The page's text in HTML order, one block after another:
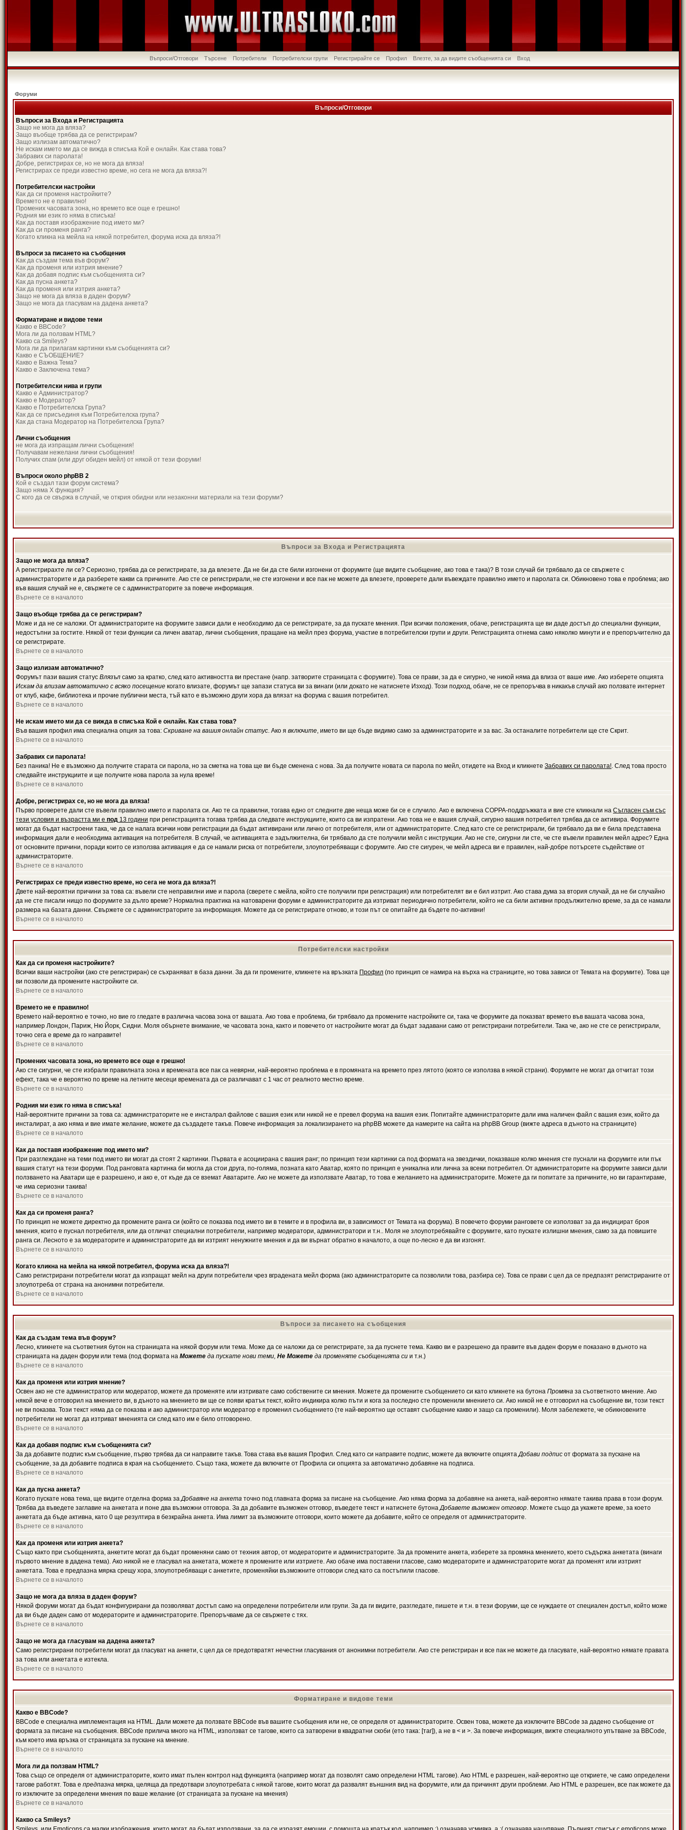
Въпроси/Отговори Търсене Потребители Потребителски групи Регистрирайте се Профил Влезте, за да видите съобщенията си Вход
Форуми
Въпроси/Отговори
Въпроси за Входа и Регистрацията
Защо не мога да вляза?
Защо въобще трябва да се регистрирам?
Защо излизам автоматично?
Не искам името ми да се вижда в списъка Кой е онлайн. Как става това?
Забравих си паролата!
Добре, регистрирах се, но не мога да вляза!
Регистрирах се преди известно време, но сега не мога да вляза?!
Потребителски настройки
Как да си променя настройките?
Времето не е правилно!
Промених часовата зона, но времето все още е грешно!
Родния ми език го няма в списъка!
Как да поставя изображение под името ми?
Как да си променя ранга?
Когато кликна на мейла на някой потребител, форума иска да вляза?!
Въпроси за писането на съобщения
Как да създам тема във форум?
Как да променя или изтрия мнение?
Как да добавя подпис към съобщенията си?
Как да пусна анкета?
Как да променя или изтрия анкета?
Защо не мога да вляза в даден форум?
Защо не мога да гласувам на дадена анкета?
Форматиране и видове теми
Какво е BBCode?
Мога ли да ползвам HTML?
Какво са Smileys?
Мога ли да прилагам картинки към съобщенията си?
Какво е СЪОБЩЕНИЕ?
Какво е Важна Тема?
Какво е Заключена тема?
Потребителски нива и групи
Какво е Администратор?
Какво е Модератор?
Какво е Потребителска Група?
Как да се присъединя към Потребителска група?
Как да стана Модератор на Потребителска Група?
Лични съобщения
не мога да изпращам лични съобщения!
Получавам нежелани лични съобщения!
Получих спам (или друг обиден мейл) от някой от тези форуми!
Въпроси около phpBB 2
Кой е създал тази форум система?
Защо няма X функция?
С кого да се свържа в случай, че открия обидни или незаконни материали на тези форуми?
Въпроси за Входа и Регистрацията
Защо не мога да вляза?
А регистрирахте ли се? Сериозно, трябва да се регистрирате, за да влезете. Да не би да сте били изгонени от форумите (ще видите съобщение, ако това е така)? В този случай би трябвало да се свържете с
администраторите и да разберете какви са причините. Ако сте се регистрирали, не сте изгонени и все пак не можете да влезете, проверете дали въвеждате правилно името и паролата си. Обикновено това е проблема; ако
във вашия случай не е, свържете се с администраторите за повече информация.
Върнете се в началото
Защо въобще трябва да се регистрирам?
Може и да не се наложи. От администраторите на форумите зависи дали е необходимо да се регистрирате, за да пускате мнения. При всички положения, обаче, регистрацията ще ви даде достъп до специални функции,
недостъпни за гостите. Някой от тези функции са личен аватар, лични съобщения, пращане на мейл през форума, участие в потребителски групи и други. Регистрацията отнема само няколко минути и е препоръчително да
се регистрирате.
Върнете се в началото
Защо излизам автоматично?
Форумът пази вашия статус Влязъл само за кратко, след като активността ви престане (напр. затворите страницата с форумите). Това се прави, за да е сигурно, че никой няма да влиза от ваше име. Ако изберете опцията
Искам да влизам автоматично с всяко посещение когато влизате, форумът ще запази статуса ви за винаги (или докато не натиснете Изход). Този подход, обаче, не се препоръчва в никакъв случай ако ползвате интернет
от клуб, кафе, библиотека и прочие публични места, тъй като е възможно други хора да влязат на форума с вашия потребител.
Върнете се в началото
Не искам името ми да се вижда в списъка Кой е онлайн. Как става това?
Във вашия профил има специална опция за това: Скриване на вашия онлайн статус. Ако я включите, името ви ще бъде видимо само за администраторите и за вас. За останалите потребители ще сте Скрит.
Върнете се в началото
Забравих си паролата!
Без паника! Не е възможно да получите старата си парола, но за сметка на това ще ви бъде сменена с нова. За да получите новата си парола по мейл, отидете на Вход и кликнете Забравих си паролата!. След това просто
следвайте инструкциите и ще получите нова парола за нула време!
Върнете се в началото
Добре, регистрирах се, но не мога да вляза!
Първо проверете дали сте въвели правилно името и паролата си. Ако те са правилни, тогава едно от следните две неща може би се е случило. Ако е включена COPPA-поддръжката и вие сте кликнали на Съгласен съм със
тези условия и възрастта ми е под 13 години при регистрацията тогава трябва да следвате инструкциите, които са ви изпратени. Ако това не е вашия случай, сигурно вашия потребител трябва да се активира. Форумите
могат да бъдат настроени така, че да се налага всички нови регистрации да бъдат активирани или лично от потребителя, или от администраторите. След като сте се регистрирали, би трябвало да ви е била представена
информация дали е необходима активация на потребителя. В случай, че активацията е задължителна, би трябвало да сте получили мейл с инструкции. Ако не сте, сигурни ли сте, че сте въвели правилен мейл адрес? Една
от основните причини, поради които се използва активация е да се намали риска от потребители, злоупотребяващи с форумите. Ако сте сигурен, че мейл адреса ви е правилен, най-добре потърсете съдействие от
администраторите.
Върнете се в началото
Регистрирах се преди известно време, но сега не мога да вляза?!
Двете най-вероятни причини за това са: въвели сте неправилни име и парола (сверете с мейла, който сте получили при регистрация) или потребителят ви е бил изтрит. Ако става дума за втория случай, да не би случайно
да не сте писали нищо по форумите за дълго време? Нормална практика на натоварени форуми е администраторите да изтриват периодично потребители, който не са били активни продължително време, за да се намали
размера на базата данни. Свържете се с администраторите за информация. Можете да се регистрирате отново, и този път се опитайте да бъдете по-активни!
Върнете се в началото
Потребителски настройки
Как да си променя настройките?
Всички ваши настройки (ако сте регистриран) се съхраняват в база данни. За да ги промените, кликнете на връзката Профил (по принцип се намира на върха на страниците, но това зависи от Темата на форумите). Това ще
ви позволи да промените настройките си.
Върнете се в началото
Времето не е правилно!
Времето най-вероятно е точно, но вие го гледате в различна часова зона от вашата. Ако това е проблема, би трябвало да промените настройките си, така че форумите да показват времето във вашата часова зона,
например Лондон, Париж, Ню Йорк, Сидни. Моля обърнете внимание, че часовата зона, както и повечето от настройките могат да бъдат задавани само от регистрирани потребители. Така че, ако не сте се регистрирали,
точно сега е време да го направите!
Върнете се в началото
Промених часовата зона, но времето все още е грешно!
Ако сте сигурни, че сте избрали правилната зона и времената все пак са невярни, най-вероятно проблема е в промяната на времето през лятото (която се използва в някой страни). Форумите не могат да отчитат този
ефект, така че е вероятно по време на летните месеци времената да се различават с 1 час от реалното местно време.
Върнете се в началото
Родния ми език го няма в списъка!
Най-вероятните причини за това са: администраторите не е инсталрал файлове с вашия език или никой не е превел форума на вашия език. Попитайте администраторите дали има наличен файл с вашия език, който да
инсталират, а ако няма и вие имате желание, можете да създадете такъв. Повече информация за локализирането на phpBB можете да намерите на сайта на phpBB Group (вижте адреса в дъното на страниците)
Върнете се в началото
Как да поставя изображение под името ми?
При разглеждане на теми под името ви могат да стоят 2 картинки. Първата е асоциирана с вашия ранг; по принцип тези картинки са под формата на звездички, показваше колко мнения сте пуснали на форумите или пък
вашия статут на тези форуми. Под ранговата картинка би могла да стои друга, по-голяма, позната като Аватар, която по принцип е уникална или лична за всеки потребител. От администраторите на форумите зависи дали
ползването на Аватари ще е разрешено, и ако е, от къде да се вземат Аватарите. Ако не можете да използвате Аватар, то това е желанието на администраторите. Можете да ги попитате за причините, но ви гарантираме,
че има сериозни такива!
Върнете се в началото
Как да си променя ранга?
По принцип не можете директно да промените ранга си (който се показва под името ви в темите и в профила ви, в зависимост от Темата на форума). В повечето форуми ранговете се използват за да индицират броя
мнения, които е пуснал потребителя, или да отличат специални потребители, например модератори, администратори и т.н.. Моля не злоупотребявайте с форумите, като пускате излишни мнения, само за да повишите
ранга си. Лесното е за модераторите и администраторите да ви изтрият ненужните мнения и да ви върнат обратно в началото, а още по-лесно е да ви изгонят.
Върнете се в началото
Когато кликна на мейла на някой потребител, форума иска да вляза?!
Само регистрирани потребители могат да изпращат мейл на други потребители чрез вградената мейл форма (ако администраторите са позволили това, разбира се). Това се прави с цел да се предпазят регистрираните от
злоупотреба от страна на анонимни потребители.
Върнете се в началото
Въпроси за писането на съобщения
Как да създам тема във форум?
Лесно, кликнете на съответния бутон на страницата на някой форум или тема. Може да се наложи да се регистрирате, за да пуснете тема. Какво ви е разрешено да правите във даден форум е показано в дъното на
страницата на даден форум или тема (под формата на Можете да пускате нови теми, Не Можете да променяте съобщенията си и т.н.)
Върнете се в началото
Как да променя или изтрия мнение?
Освен ако не сте администратор или модератор, можете да променяте или изтривате само собствените си мнения. Можете да промените съобщението си като кликнете на бутона Промяна за съответното мнение. Ако
някой вече е отговорил на мнението ви, в дъното на мнението ви ще се появи кратък текст, който индикира колко пъти и кога за последно сте променили мнението си. Ако никой не е отговорил на съобщение ви, този текст
не ви показва. Този текст няма да се показва и ако администратор или модератор е променил съобщението (те най-вероятно ще оставят съобщение какво и защо са променили). Моля забележете, че обикновените
потребители не могат да изтриват мненията си след като им е било отговорено.
Върнете се в началото
Как да добавя подпис към съобщенията си?
За да добавите подпис към съобщение, първо трябва да си направите такъв. Това става във вашия Профил. След като си направите подпис, можете да включите опциятаДобави подпис от формата за пускане на
съобщение, за да добавите подписа в края на съобщението. Също така, можете да включите от Профила си опцията за автоматично добавяне на подписа.
Върнете се в началото
Как да пусна анкета?
Когато пускате нова тема, ще видите отделна форма заДобавяне на анкета точно под главната форма за писане на съобщение. Ако няма форма за добавяне на анкета, най-вероятно нямате такива права в този форум.
Трябва да въведете заглавие на анкетата и поне два възможни отговора. За да добавите възможен отговор, въведете текст и натиснете бутонаДобавете възможен отговор. Можете също да укажете време, за което
анкетата да бъде активна, като 0 ще резултира в безкрайна анкета. Има лимит за възможните отговори, които можете да добавите, който се определя от администраторите.
Върнете се в началото
Как да променя или изтрия анкета?
Също както при съобщенията, анкетите могат да бъдат променяни само от техния автор, от модераторите и администраторите. За да промените анкета, изберете за промяна мнението, което съдържа анкетата (винаги
първото мнение в дадена тема). Ако никой не е гласувал на анкетата, можете я промените или изтриете. Ако обаче има поставени гласове, само модераторите и администраторите могат да променят или изтрият
анкетата. Това е предпазна мярка срещу хора, злоупотребяващи с анкетите, променяйки възможните отговори след като са постъпили гласове.
Върнете се в началото
Защо не мога да вляза в даден форум?
Някой форуми могат да бъдат конфигурирани да позволяват достъп само на определени потребители или групи. За да ги видите, разгледате, пишете и т.н. в тези форуми, ще се нуждаете от специален достъп, който може
да ви бъде даден само от модераторите и администраторите. Препоръчваме да се свържете с тях.
Върнете се в началото
Защо не мога да гласувам на дадена анкета?
Само регистрирани потребители могат да гласуват на анкети, с цел да се предотвратят нечестни гласувания от анонимни потребители. Ако сте регистриран и все пак не можете да гласувате, най-вероятно нямате правата
за това или анкетата е изтекла.
Върнете се в началото
Форматиране и видове теми
Какво е BBCode?
BBCode е специална имплементация на HTML. Дали можете да ползвате BBCode във вашите съобщения или не, се определя от администраторите. Освен това, можете да изключите BBCode за дадено съобщение от
формата за писане на съобщения. BBCode прилича много на HTML, използват се тагове, които са затворени в квадратни скоби (ето така: [таг]), а не в < и >. За повече информация, вижте специалното упътване за BBCode,
към което има връзка от страницата за пускане на мнение.
Върнете се в началото
Мога ли да ползвам HTML?
Това също се определя от администраторите, които имат пълен контрол над функцията (например могат да позволят само определени HTML тагове). Ако HTML е разрешен, най-вероятно ще откриете, че само определени
тагове работят. Това е предпазна мярка, целяща да предотвари злоупотребата с някой тагове, които могат да развалят външния вид на форумите, или да причинят други проблеми. Ако HTML е разрешен, все пак можете да
го изключите за определени мнения по ваше желание (от страницата за пускане на мнения)
Върнете се в началото
Какво са Smileys?